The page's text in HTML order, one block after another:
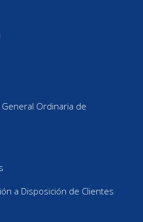
Ordinaria de
a Disposición de Clientes